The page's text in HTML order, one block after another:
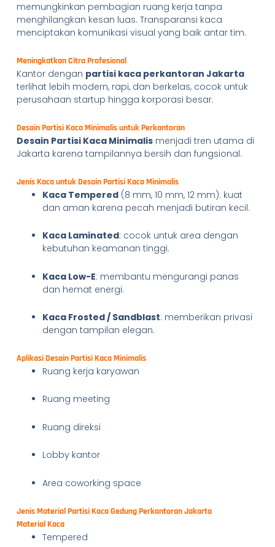
memungkinkan pembagian ruang kerja tanpa
menghilangkan kesan luas. Transparansi kaca
menciptakan komunikasi visual yang baik antar tim.
Meningkatkan Citra Profesional
Kantor dengan partisi kaca perkantoran Jakarta
terlihat lebih modern, rapi, dan berkelas, cocok untuk
perusahaan startup hingga korporasi besar.
Desain Partisi Kaca Minimalis untuk Perkantoran
Desain Partisi Kaca Minimalismenjadi tren utama di
Jakarta karena tampilannya bersih dan fungsional.
Jenis Kaca untuk Desain Partisi Kaca Minimalis
Kaca Tempered(8 mm, 10 mm, 12 mm): kuat
dan aman karena pecah menjadi butiran kecil.
Kaca Laminated: cocok untuk area dengan
kebutuhan keamanan tinggi.
Kaca Low-E: membantu mengurangi panas
dan hemat energi.
Kaca Frosted / Sandblast: memberikan privasi
dengan tampilan elegan.
Aplikasi Desain Partisi Kaca Minimalis
Ruang kerja karyawan
Ruang meeting
Ruang direksi
Lobby kantor
Area coworking space
Jenis Material Partisi Kaca Gedung Perkantoran Jakarta
Material Kaca
Tempered